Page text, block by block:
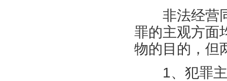
非法经营同
罪的主观方面
物的目的，但
1、犯罪主